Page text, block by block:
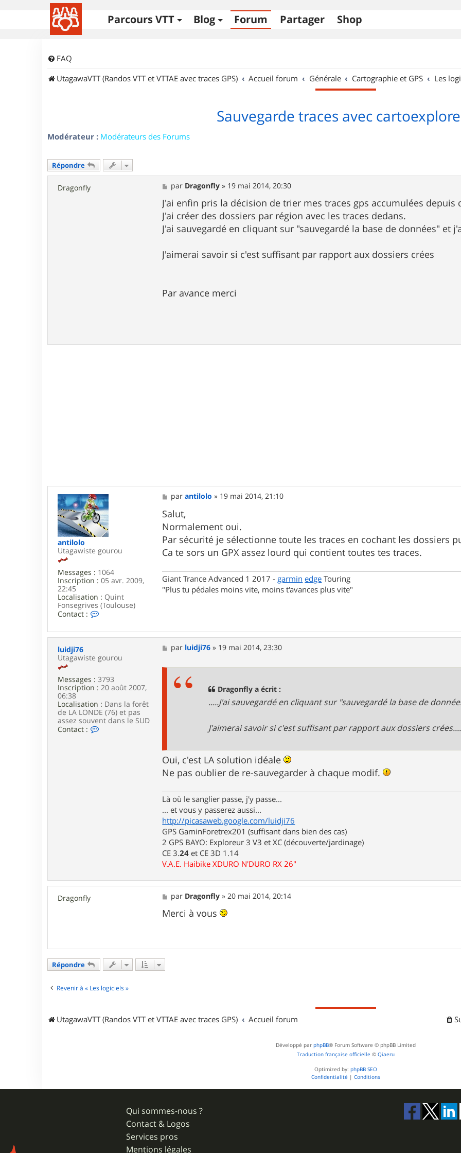
Parcours VTT Blog Forum Partager Shop
FAQ
UtagawaVTT (Randos VTT et VTTAE avec traces GPS)
Accueil forum Générale Cartographie et GPS Les
Sauvegarde traces avec
Modérateur : Modérateurs des Forums
Répondre
Dragonfly
M
e
s
s
a
g
e
par Dragonfly » 19 mai 2014, 20:30
J'ai enfin pris la décision de trier mes traces gps accumulées depuis
J'ai créer des dossiers par région avec les traces dedans.
J'ai sauvegardé en cliquant sur "sauvegardé la base de données" et
J'aimerai savoir si c'est suffisant par rapport aux dossiers crées
Par avance merci
antilolo
Utagawiste gourou
Messages : 1064
Inscription : 05 avr. 2009,
22:45
Localisation : Quint
Fonsegrives (Toulouse)
Contact :
n
t
c
t
r
a
t
i
l
M
e
s
s
a
g
e
parantilolo » 19 mai 2014, 21:10
Salut,
Normalement oui.
Par sécurité je sélectionne toute les traces en cochant les dossiers
Ca te sors un GPX assez lourd qui contient toutes tes traces.
Giant Trance Advanced 1 2017 - garmin edge Touring
"Plus tu pédales moins vite, moins t'avances plus vite"
luidji76
Utagawiste gourou
Messages : 3793
Inscription : 20 août 2007,
06:38
Localisation : Dans la forêt
de LA LONDE (76) et pas
assez souvent dans le SUD
Contact :
M
e
par luidji76 » 19 mai 2014, 23:30
Dragonfly a écrit :
.....J'ai sauvegardé en cliquant sur "sauvegardé la base de
J'aimerai savoir si c'est suffisant par rapport aux dossiers
Oui, c'est LA solution idéale
Ne pas oublier de re-sauvegarder à chaque modif.
Là où le sanglier passe, j'y passe...
... et vous y passerez aussi...
http://picasaweb.google.com/luidji76
GPS GaminForetrex201 (suffisant dans bien des cas)
2 GPS BAYO: Exploreur 3 V3 et XC (découverte/jardinage)
CE 3.24 et CE 3D 1.14
V.A.E. Haibike XDURO N'DURO RX 26"
Dragonfly
M
e
s
s
par Dragonfly »20 mai 2014, 20:14
Merci à vous
Répondre
Revenir à « Les logiciels »
UtagawaVTT (Randos VTT et VTTAE avec traces GPS) Accueil forum
Développé par phpBB® Forum Software © phpBB Limited
Traduction française officielle © Qiaeru
Optimized by: phpBB SEO
Confidentialité | Conditions
Qui sommes-nous ?
Contact & Logos
Services pros
Mentions légales